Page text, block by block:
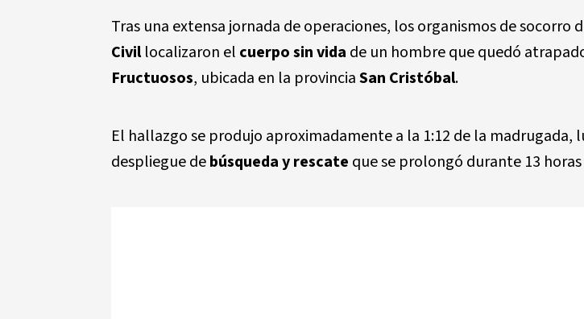
Tras una extensa jornada de operaciones, los organismos de socorro
Civillocalizaron el cuerpo sin vida de un hombre que quedó
Fructuosos, ubicada en la provinciaSan Cristóbal.
El hallazgo se produjo aproximadamente a la 1:12 de la madrugada,
despliegue debúsqueda y rescate que se prolongó durante 13